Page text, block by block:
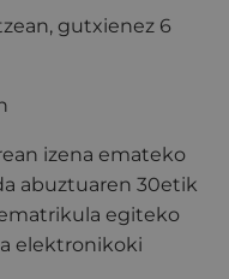
gutxienez 6
izena emateko
abuztuaren 30etik
egiteko
elektronikoki